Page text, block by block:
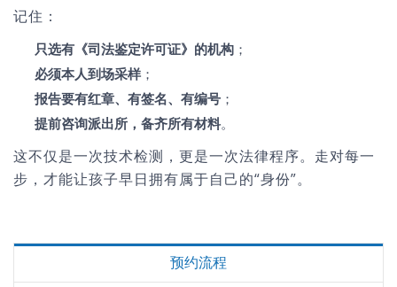
记住：
只选有《司法鉴定许可证》的机构 ；
必须本人到场采样 ；
报告要有红章、有签名、有编号 ；
提前咨询派出所，备齐所有材料。
这不仅是一次技术检测，更是一次法律程序。走对每一
步，才能让孩子早日拥有属于自己的“身份”。
预约流程